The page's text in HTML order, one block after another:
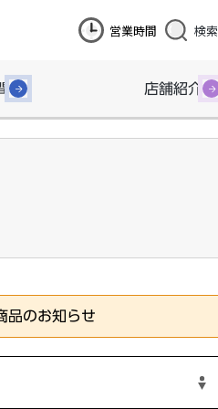
営業時間 検索
店舗紹介
品のお知らせ